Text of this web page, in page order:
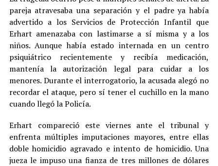
pareja atravesaba una separación y el padre ya había
advertido a los Servicios de Protección Infantil que
Erhart amenazaba con lastimarse a sí misma y a los
niños. Aunque había estado internada en un centro
psiquiátrico recientemente y recibía medicación,
mantenía la autorización legal para cuidar a los
menores. Durante el interrogatorio, la acusada alegó no
recordar el ataque, pero sí tener el cuchillo en la mano
cuando llegó la Policía.
Erhart compareció este viernes ante el tribunal y
enfrenta múltiples imputaciones mayores, entre ellas
doble homicidio agravado e intento de homicidio. Una
jueza le impuso una fianza de tres millones de dólares